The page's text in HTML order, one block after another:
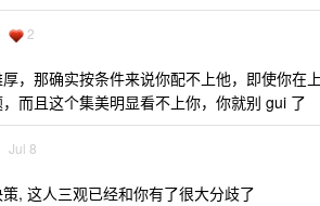
2
，那确实按条件来说你配不上他，即使你在
而且这个集美明显看不上你，你就别 gui 了
Jul 8
, 这人三观已经和你有了很大分歧了